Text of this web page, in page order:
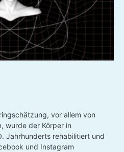
vor allem von
wurde der Körper in
Jahrhunderts rehabilitiert und
und Instagram